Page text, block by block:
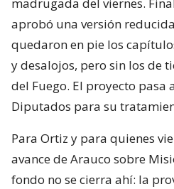
madrugada del viernes.
aprobó una versión
quedaron en pie los
y desalojos, pero sin los de
del Fuego. El proyecto pasa
Diputados para su
Para Ortiz y para quienes
avance de Arauco sobre
fondo no se cierra ahí: la